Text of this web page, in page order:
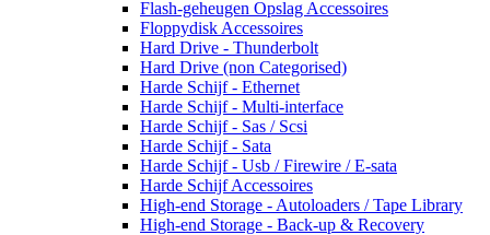
Flash-geheugen Opslag Accessoires
Floppydisk Accessoires
Hard Drive - Thunderbolt
Hard Drive (non Categorised)
Harde Schijf - Ethernet
Harde Schijf - Multi-interface
Harde Schijf - Sas / Scsi
Harde Schijf - Sata
Harde Schijf - Usb / Firewire / E-sata
Harde Schijf Accessoires
High-end Storage - Autoloaders / Tape Library
High-end Storage - Back-up & Recovery